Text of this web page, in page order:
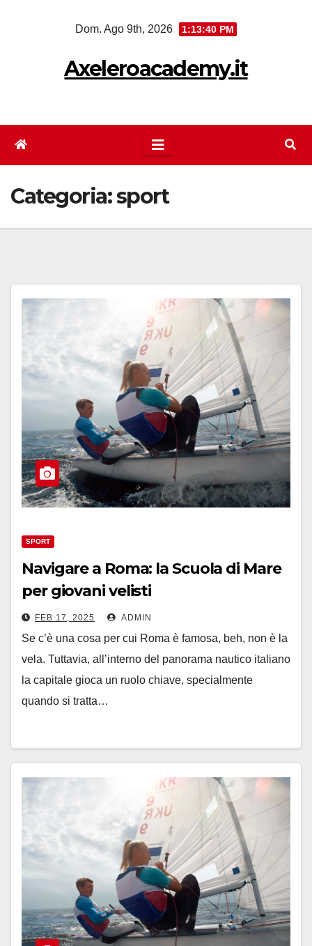
Dom. Ago 9th, 2026 1:13:41 PM
Axeleroacademy.it
Categoria:sport
SPORT
Navigare a Roma: la Scuola di Mare
per giovani velisti
FEB 17, 2025 ADMIN
Se c’è una cosa per cui Roma è famosa, beh, non è la
vela. Tuttavia, all’interno del panorama nautico italiano
la capitale gioca un ruolo chiave, specialmente
quando si tratta…